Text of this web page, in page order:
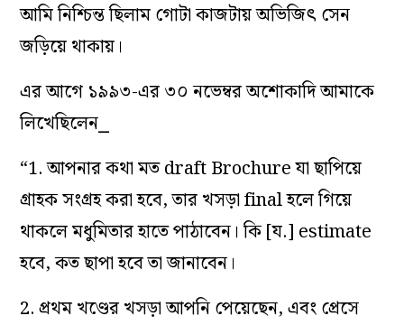
আমি নিশ্চিন্ত ছিলাম গোটা কাজটায় অভিজিৎ সেন
জড়িয়ে থাকায়।
এর আগে ১৯৯৩-এর ৩০ নভেম্বর অশোকাদি আমাকে
লিখেছিলেন⎯
“1. আপনার কথা মত draft Brochure যা ছাপিয়ে
গ্রাহক সংগ্রহ করা হবে, তার খসড়া final হলে গিয়ে
থাকলে মধুমিতার হাতে পাঠাবেন। কি [য.] estimate
হবে, কত ছাপা হবে তা জানাবেন।
2. প্রথম খণ্ডের খসড়া আপনি পেয়েছেন, এবং প্রেসে